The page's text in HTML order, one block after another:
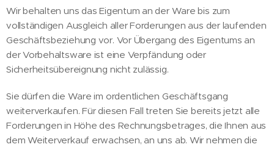
Wir behalten uns das Eigentum an der Ware bis zum
vollständigen Ausgleich aller Forderungen aus der laufenden
Geschäftsbeziehung vor. Vor Übergang des Eigentums an
der Vorbehaltsware ist eine Verpfändung oder
Sicherheitsübereignung nicht zulässig.
Sie dürfen die Ware im ordentlichen Geschäftsgang
weiterverkaufen. Für diesen Fall treten Sie bereits jetzt alle
Forderungen in Höhe des Rechnungsbetrages, die Ihnen aus
dem Weiterverkauf erwachsen, an uns ab. Wir nehmen die